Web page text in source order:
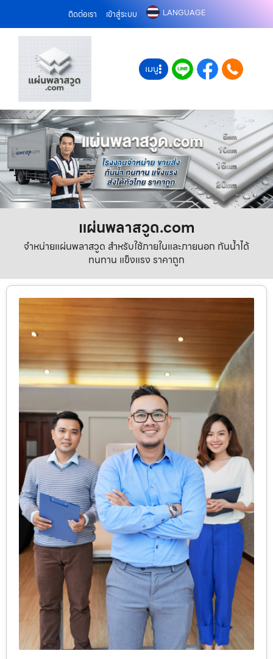
ติดต่อเรา เข้าสู่ระบบ LANGUAGE
เมนู
แผ่นพลาสวูด.com
จำหน่ายแผ่นพลาสวูด สำหรับใช้ภายในและภายนอก กันน้ำได้
ทนทาน แข็งแรง ราคาถูก